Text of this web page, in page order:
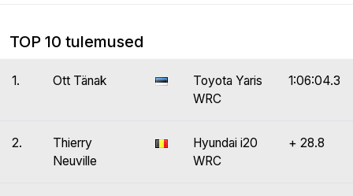
TOP 10 tulemused
1. Ott Tänak
Toyota Yaris
WRC
1:06:04.3
2.
Thierry
Neuville
Hyundai i20
WRC
+ 28.8